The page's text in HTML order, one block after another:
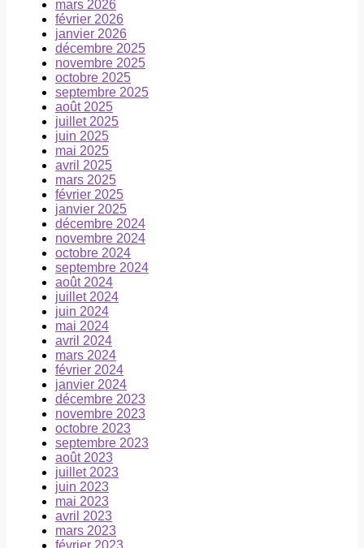
mars 2026
février 2026
janvier 2026
décembre 2025
novembre 2025
octobre 2025
septembre 2025
août 2025
juillet 2025
juin 2025
mai 2025
avril 2025
mars 2025
février 2025
janvier 2025
décembre 2024
novembre 2024
octobre 2024
septembre 2024
août 2024
juillet 2024
juin 2024
mai 2024
avril 2024
mars 2024
février 2024
janvier 2024
décembre 2023
novembre 2023
octobre 2023
septembre 2023
août 2023
juillet 2023
juin 2023
mai 2023
avril 2023
mars 2023